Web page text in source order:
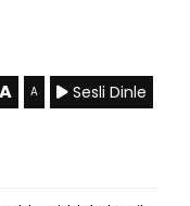
A A Sesli Dinle